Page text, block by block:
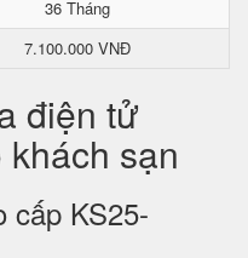
36 Tháng
7.100.000 VNĐ
điện tử
sạn
cấp KS25-